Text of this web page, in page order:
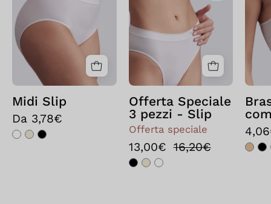
Midi Slip
Da 3,78€
pezzi
-
Slip
Nero
Offerta Speciale
3 pezzi - Slip
Offerta speciale
13,00€ 16,20€